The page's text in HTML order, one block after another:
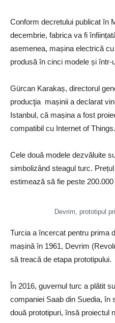
Conform decretului publicat în
decembrie, fabrica va fi
asemenea, mașina electrică
produsă în cinci modele și într-
Gürcan Karakaș, directorul
producţia mașinii a declarat
Istanbul, că mașina a fost
compatibil cu Internet of Things.
Cele două modele dezvăluite
simbolizând steagul turc.
estimează să fie peste
Devrim, prototipul
Turcia a încercat pentru prima
mașină în 1961, Devrim
să treacă de etapa prototipului.
În 2016, guvernul turc a plătit
companiei Saab din Suedia, în
două prototipuri, însă proiectul